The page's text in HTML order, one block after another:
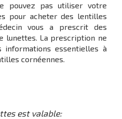
pouvez pas utiliser votre
pour acheter des lentilles
vous a prescrit des
lunettes. La prescription ne
informations essentielles à
cornéennes.
est valable: